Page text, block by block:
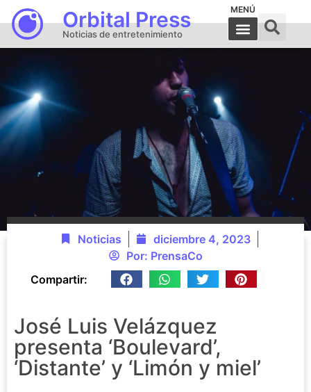
Orbital Press
Noticias de entretenimiento
MENÚ
Noticias
diciembre 4, 2023
Por: PrensaCo
Compartir:
José Luis Velázquez
presenta ‘Boulevard’,
‘Distante’ y ‘Limón y miel’